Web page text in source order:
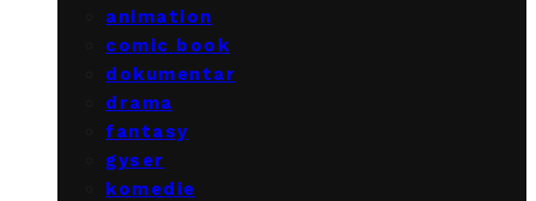
animation
comic book
dokumentar
drama
fantasy
gyser
komedie